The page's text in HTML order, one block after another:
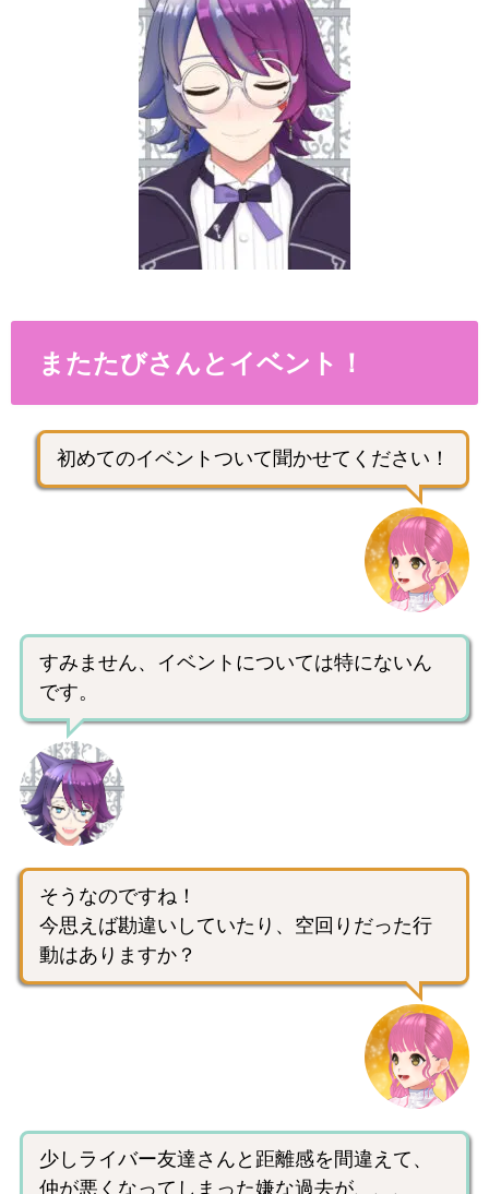
またたびさんとイベント！
初めてのイベントついて聞かせてください！
すみません、イベントについては特にないん
です。
そうなのですね！
今思えば勘違いしていたり、空回りだった行
動はありますか？
少しライバー友達さんと距離感を間違えて、
仲が悪くなってしまった嫌な過去が、、、